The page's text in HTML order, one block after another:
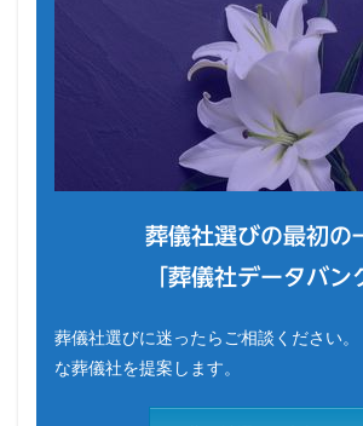
葬儀社選びの最初の
「葬儀社データバン
葬儀社選びに迷ったらご相談ください
な葬儀社を提案します。